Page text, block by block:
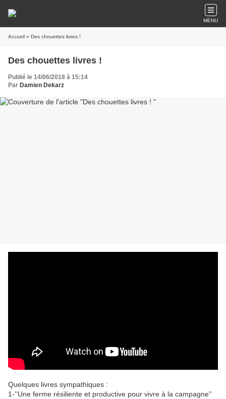
MENU
Accueil » Des chouettes livres !
Des chouettes livres !
Publié le 14/06/2018 à 15:14
Par Damien Dekarz
Quelques livres sympathiques :
1-''Une ferme résiliente et productive pour vivre à la campagne''